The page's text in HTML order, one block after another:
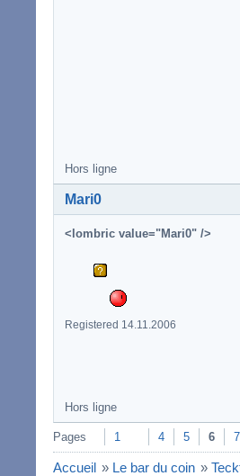
Hors ligne
Mari0
<lombric value="Mari0" />
Registered 14.11.2006
Hors ligne
Pages 1 4 5 6 7
Accueil » Le bar du coin »